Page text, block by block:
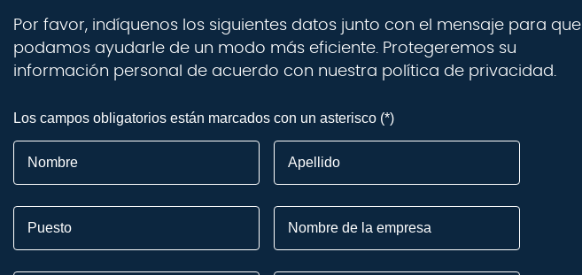
Por favor, indíquenos los siguientes datos junto con el mensaje para que
podamos ayudarle de un modo más eficiente. Protegeremos su
información personal de acuerdo con nuestra política de privacidad.